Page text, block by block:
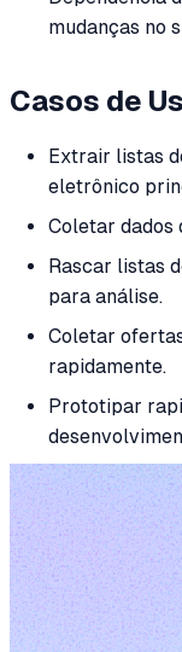
mudanças no
Casos de
Extrair listas
eletrônico
Coletar dados
Rascar listas
para análise.
Coletar
rapidamente.
Prototipar